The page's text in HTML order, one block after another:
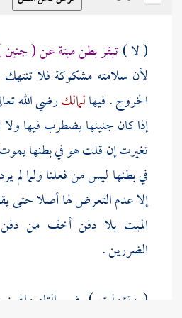
( لا )تبقر بطن ميتة عن (
لأن سلامته مشكوكة فلا تنتهك
الخروج . فيهالمالكرضي الله
إذا كان جنينها يضطرب فيها
تغيرت إن قلت هو في بطنها
في بطنها ليس من فعلنا ولما لم
إلا عدم التعرض لها أصلا حتى
الميت بلا دفن أخف من
الضررين .
( وتؤولت ) بضم التاء والهمز